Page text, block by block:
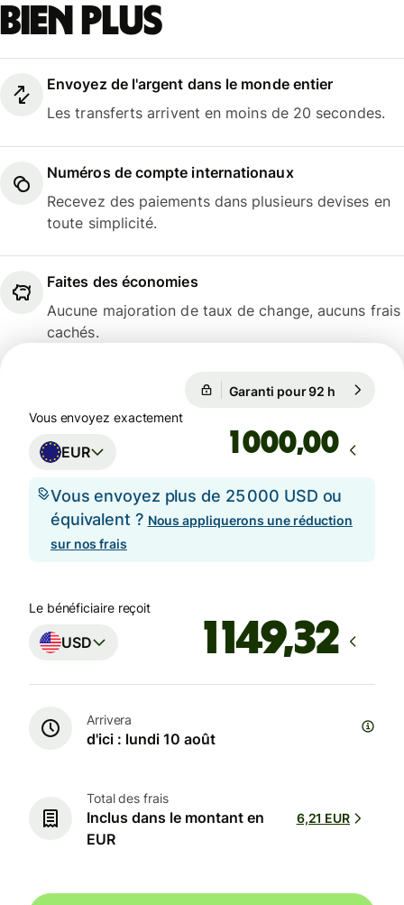
bien plus
Envoyez de l'argent dans le monde entier
Les transferts arrivent en moins de 20 secondes.
Numéros de compte internationaux
Recevez des paiements dans plusieurs devises en
toute simplicité.
Faites des économies
Aucune majoration de taux de change, aucuns frais
cachés.
Garanti pour 92 h
Vous envoyez exactement
EUR ,00
Vous envoyez plus de 25 000 USD ou
équivalent ? Nous appliquerons une réduction
sur nos frais
Le bénéficiaire reçoit
USD
Arrivera
d'ici : lundi 10 août
Total des frais
Inclus dans le montant en
EUR
6,21 EUR